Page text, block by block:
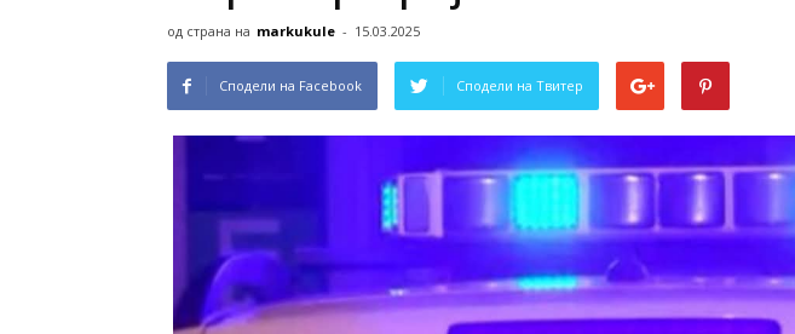
од страна на markukule - 15.03.2025
Сподели на Facebook Сподели на Твитер